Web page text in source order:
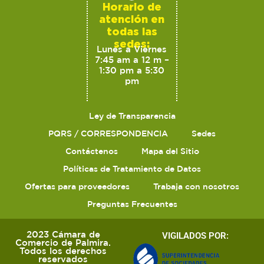
Horario de
atención en
todas las
sedes:
Lunes a Viernes
7:45 am a 12 m –
1:30 pm a 5:30
pm
Ley de Transparencia
PQRS / CORRESPONDENCIA
Sedes
Contáctenos
Mapa del Sitio
Políticas de Tratamiento de Datos
Ofertas para proveedores
Trabaja con nosotros
Preguntas Frecuentes
2023 Cámara de
Comercio de Palmira.
Todos los derechos
reservados
VIGILADOS POR: